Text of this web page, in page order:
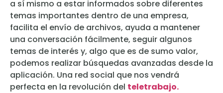
a sí mismo a estar informados sobre diferentes
temas importantes dentro de una empresa,
facilita el envío de archivos, ayuda a mantener
una conversación fácilmente, seguir algunos
temas de interés y, algo que es de sumo valor,
podemos realizar búsquedas avanzadas desde la
aplicación. Una red social que nos vendrá
perfecta en la revolución del teletrabajo.